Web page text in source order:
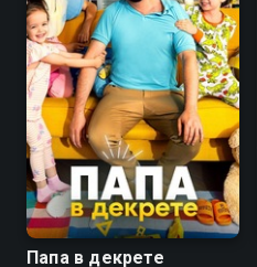
7.7
Папа в декрете